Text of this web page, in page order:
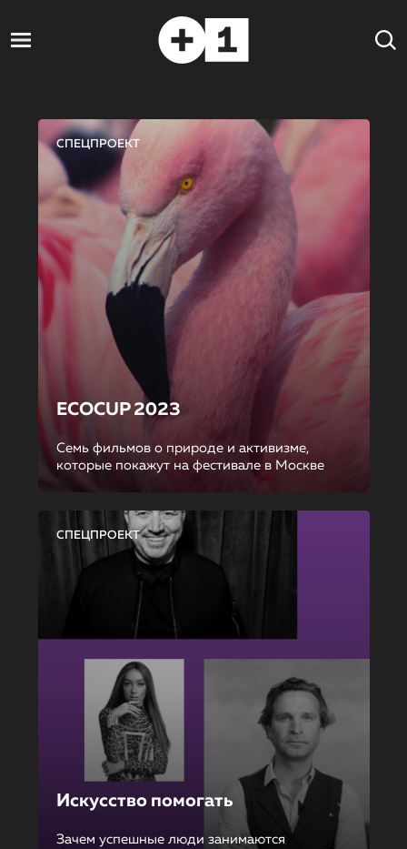
СПЕЦПРОЕКТ
ECOCUP 2023
Семь фильмов о природе и активизме,
которые покажут на фестивале в Москве
СПЕЦПРОЕКТ
Искусство помогать
Зачем успешные люди занимаются